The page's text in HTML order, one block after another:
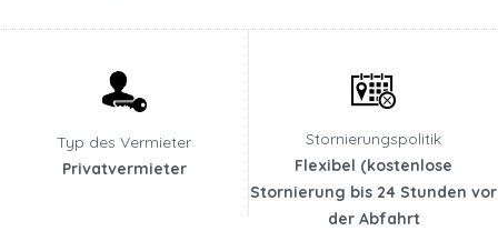
Typ des Vermieter
Privatvermieter
Stornierungspolitik
Flexibel (kostenlose
Stornierung bis 24 Stunden vor
der Abfahrt